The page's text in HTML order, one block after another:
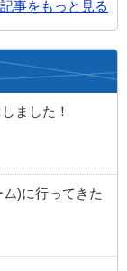
事をもっと見る
ました！
)に行ってきた